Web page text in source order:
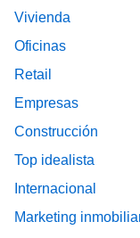
Vivienda
Oficinas
Retail
Empresas
Construcción
Top idealista
Internacional
Marketing